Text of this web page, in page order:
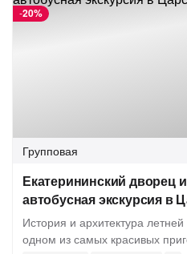
-20%
Групповая
Екатерининский дворец
автобусная экскурсия в
История и архитектура
одном из самых красивых